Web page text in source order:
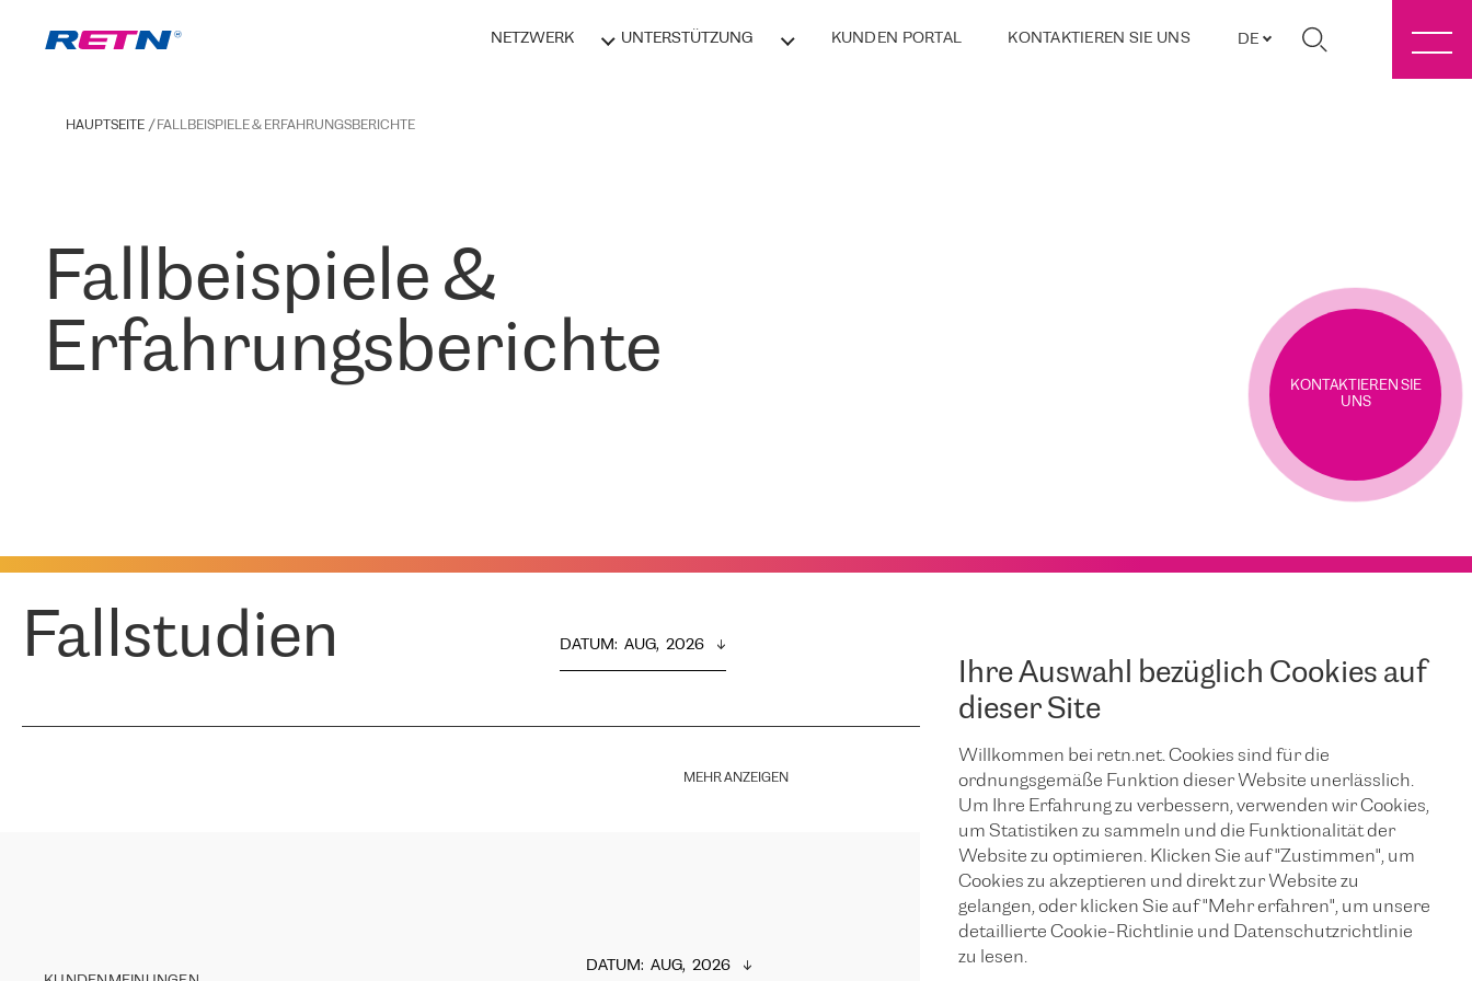
NETZWERK UNTERSTÜTZUNG KUNDEN PORTAL KONTAKTIEREN SIE UNS DE
Ihre Auswahl bezüglich Cookies auf
dieser Site
Willkommen bei retn.net. Cookies sind für die
ordnungsgemäße Funktion dieser Website unerlässlich.
Um Ihre Erfahrung zu verbessern, verwenden wir Cookies,
um Statistiken zu sammeln und die Funktionalität der
Website zu optimieren. Klicken Sie auf "Zustimmen", um
Cookies zu akzeptieren und direkt zur Website zu
gelangen, oder klicken Sie auf "Mehr erfahren", um unsere
detaillierte Cookie-Richtlinie und Datenschutzrichtlinie
zu lesen.
HAUPTSEITE FALLBEISPIELE & ERFAHRUNGSBERICHTE
Fallbeispiele &
Erfahrungsberichte
KONTAKTIEREN SIE
UNS
Fallstudien DATUM: AUG,  2026
MEHR ANZEIGEN
DATUM: AUG,  2026